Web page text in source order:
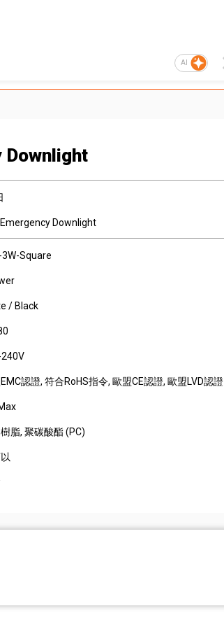
AI
Downlight
Emergency Downlight
3W-Square
/ Black
認證, 符合RoHS指令, 歐盟CE認證, 歐盟LVD認證
脂, 聚碳酸酯 (PC)